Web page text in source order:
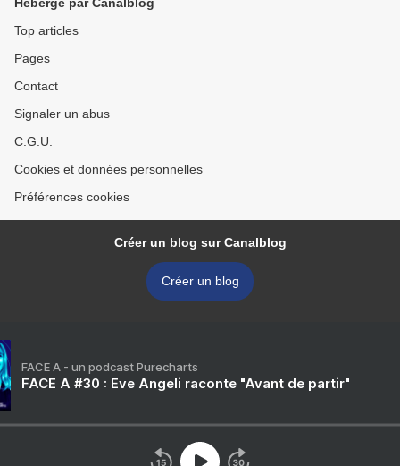
Top articles
Pages
Contact
Signaler un abus
C.G.U.
Cookies et données personnelles
Préférences cookies
Créer un blog sur Canalblog
Créer un blog
FACE A - un podcast Purecharts
FACE A #30 : Eve Angeli raconte "Avant de partir"